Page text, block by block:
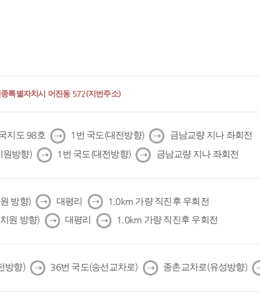
특별자치시 어진동 572(지번주소)
지도 98호 다
음
1번 국도(대전방향) 다
음
금남교량 지나 좌회전
원방향) 다
음
1번 국도(대전방향) 다
음
금남교량 지나 좌회전
방향) 다
음
대평리 다
음
1.0km 가량 직진후 우회전
원 방향) 다
음
대평리 다
음
1.0km 가량 직진후 우회전
방향) 다
음
36번 국도(송선교차로) 다
음
종촌교차로(유성방향) 다
음